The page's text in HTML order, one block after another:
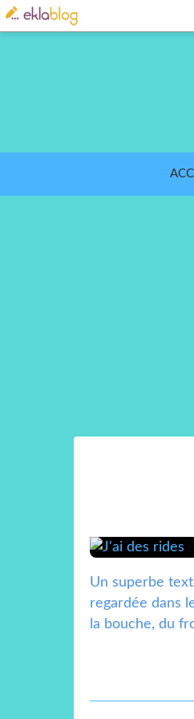
Un superbe
regardée dans
la bouche, du